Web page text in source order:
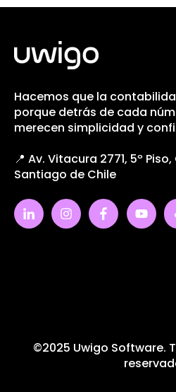
Hacemos que la
porque detrás de cada
merecen simplicidad y
📍 Av. Vitacura 2771, 5º
Santiago de Chile
©2025 Uwigo Software.